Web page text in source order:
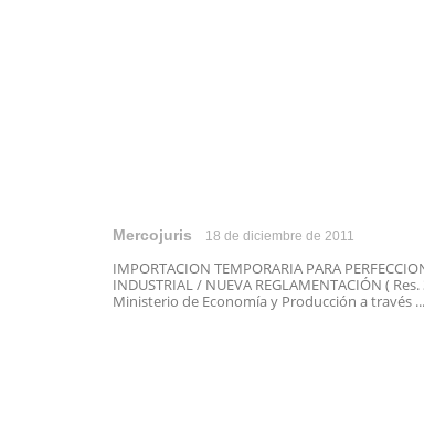
Mercojuris 18 de diciembre de 2011
IMPORTACION TEMPORARIA PARA
INDUSTRIAL / NUEVA REGLAMENTACIÓN (
Ministerio de Economía y Producción a través ...